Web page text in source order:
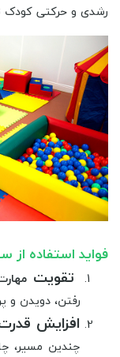
رشدی و حرکتی کودک
فواید استفاده
تقویت
رفتن، دویدن و
افزایش
چندین مسیر،